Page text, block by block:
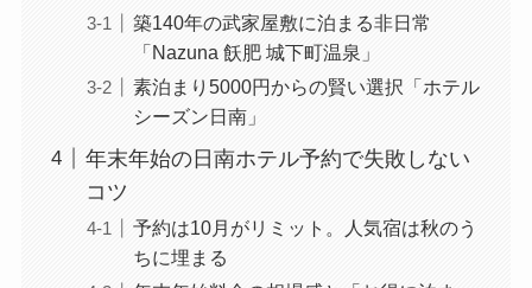
築140年の武家屋敷に泊まる非日常
「Nazuna 飫肥 城下町温泉」
素泊まり5000円からの賢い選択「ホテル
シーズン日南」
年末年始の日南ホテル予約で失敗しない
コツ
予約は10月がリミット。人気宿は秋のう
ちに埋まる